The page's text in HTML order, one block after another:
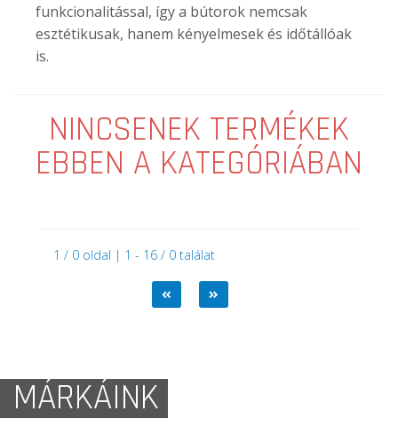
funkcionalitással, így a bútorok nemcsak
esztétikusak, hanem kényelmesek és időtállóak
is.
NINCSENEK TERMÉKEK
EBBEN A KATEGÓRIÁBAN
1 / 0 oldal | 1 - 16 / 0 találat
MÁRKÁINK